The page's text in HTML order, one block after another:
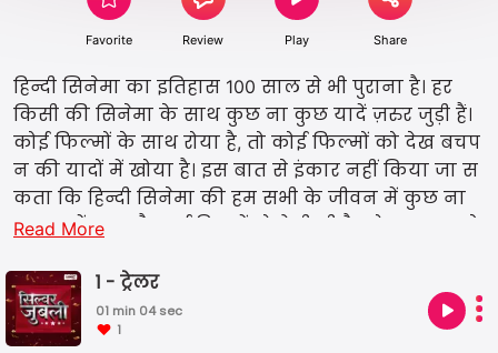
Favorite Review Play Share
हिन्दी सिनेमा का इतिहास 100 साल से भी पुराना है। हर
किसी की सिनेमा के साथ कुछ ना कुछ यादें ज़रुर जुड़ी हैं।
कोई फिल्मों के साथ रोया है, तो कोई फिल्मों को देख बचप
न की यादों में खोया है। इस बात से इंकार नहीं किया जा स
कता कि हिन्दी सिनेमा की हम सभी के जीवन में कुछ ना
कुछ यादें ज़रुर है। कई फिल्में तो ऐसी भी है, जो 25 साल से
हैं। ऐसी ही फिल्मों के बारे में कई अनसुनी और दिलचस्प
बातें हम हमारे नए शो 'सिल्वर जुबली' में लेकर आए हैं।
Read More
1 - ट्रेलर
01 min 04 sec
1